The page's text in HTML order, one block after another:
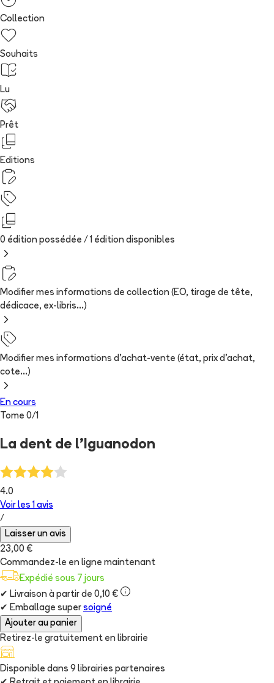
Collection
Souhaits
Lu
Prêt
Editions
0 édition possédée / 1 édition disponibles
Modifier mes informations de collection (EO, tirage de tête,
dédicace, ex-libris...)
Modifier mes informations d'achat-vente (état, prix d'achat,
cote...)
En cours
Tome 0/1
La dent de l'Iguanodon
4.0
Voir les 1 avis
/
Laisser un avis
23,00 €
Commandez-le en ligne maintenant
Expédié sous 7 jours
✔ Livraison à partir de 0,10 €
✔ Emballage super soigné
Ajouter au panier
Retirez-le gratuitement en librairie
Disponible dans 9 librairies partenaires